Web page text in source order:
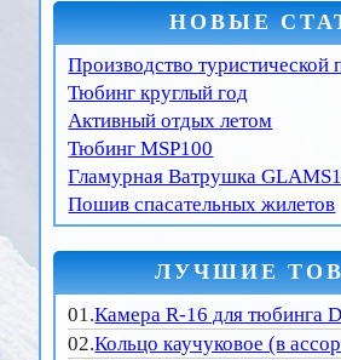
НОВЫЕ
Производство туристической
Тюбинг круглый год
Активный отдых летом
Тюбинг MSP100
Гламурная Ватрушка
Пошив спасательных жилетов
ЛУЧШИЕ
01.Камера R-16 для тюбинга
02.Кольцо каучуковое (в